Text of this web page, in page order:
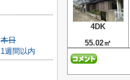
4DK
55.02㎡
本日
1週間以内